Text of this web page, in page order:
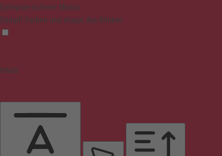
Epilepsie-sicherer Modus
Dämpft Farben und stoppt das Blinken
Inhalt